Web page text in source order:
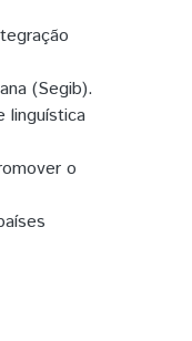
(Segib).
linguística
o